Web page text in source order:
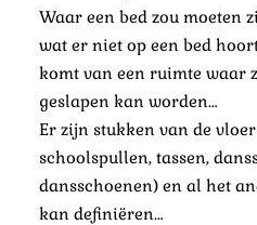
Waar een bed zou moeten
wat er niet op een bed
komt van een ruimte waar
geslapen kan worden…
Er zijn stukken van de
schoolspullen, tassen,
dansschoenen) en al het
kan definiëren…